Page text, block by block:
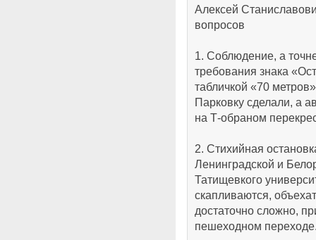
Алексей
вопросов
1. Соблюдение, а
требования знака
табличкой «70
Парковку сделали, а
на Т-обраном
2. Стихийная
Ленинградской и
Татищевкого
скапливаются,
достаточно сложно,
пешеходном